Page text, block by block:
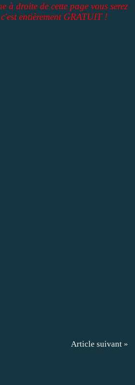
à droite de cette page vous serez
entièrement GRATUIT !
Article suivant »